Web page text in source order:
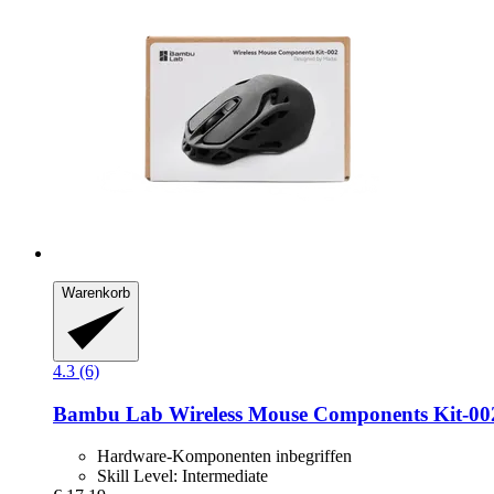
Warenkorb
4.3 (6)
Bambu Lab Wireless Mouse Components Kit-​
Hardware-Komponenten inbegriffen
Skill Level: Intermediate